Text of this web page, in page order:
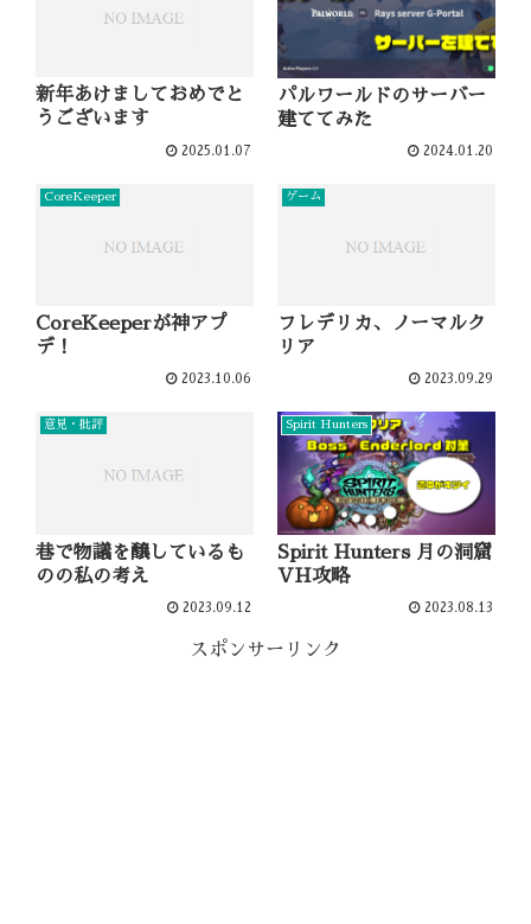
新年あけましておめでと
うございます
2025.01.07
パルワールドのサーバー
建ててみた
2024.01.20
CoreKeeper
CoreKeeperが神アプ
デ！
2023.10.06
ゲーム
フレデリカ、ノーマルク
リア
2023.09.29
意見・批評
巷で物議を醸しているも
のの私の考え
2023.09.12
Spirit Hunters
Spirit Hunters 月の洞窟
VH攻略
2023.08.13
スポンサーリンク